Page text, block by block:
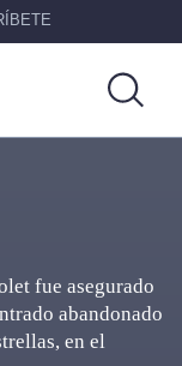
fue asegurado
abandonado
en el